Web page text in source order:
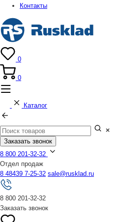
Контакты
0
0
Каталог
Заказать звонок
8 800 201-32-32
Отдел продаж
8 48439 7-25-32 sale@rusklad.ru
8 800 201-32-32
Заказать звонок